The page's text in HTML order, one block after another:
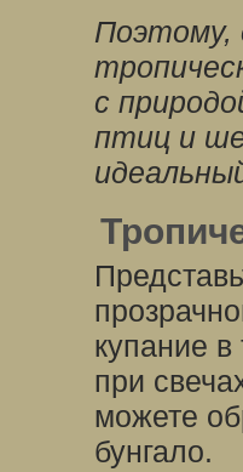
Поэтому,
с
птиц и
купание
при
можете
бунгало.